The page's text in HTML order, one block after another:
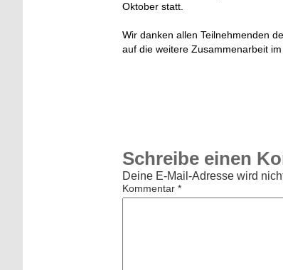
Oktober statt.
Wir danken allen Teilnehmenden
auf die weitere Zusammenarbeit
Schreibe einen
Deine E-Mail-Adresse wird
Kommentar *